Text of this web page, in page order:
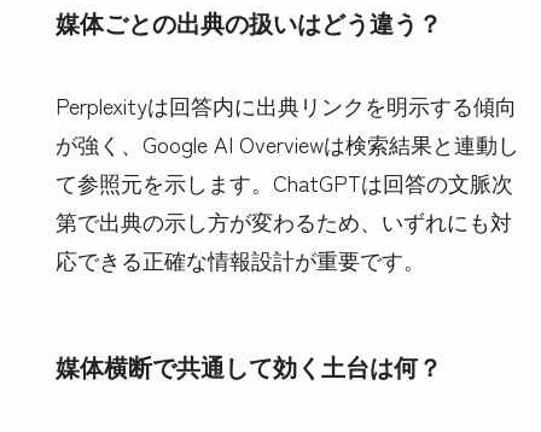
媒体ごとの出典の扱いはどう違う？
Perplexityは回答内に出典リンクを明示する傾向
が強く、Google AI Overviewは検索結果と連動し
て参照元を示します。ChatGPTは回答の文脈次
第で出典の示し方が変わるため、いずれにも対
応できる正確な情報設計が重要です。
媒体横断で共通して効く土台は何？